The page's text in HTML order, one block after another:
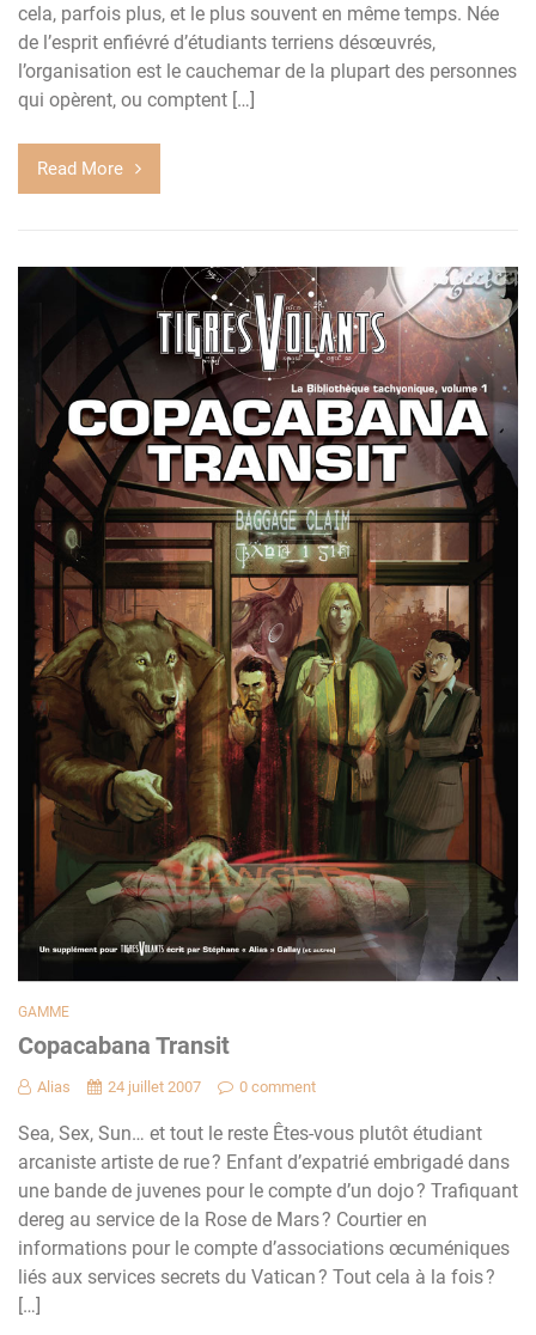
cela, parfois plus, et le plus souvent en même temps. Née
de l’esprit enfiévré d’étudiants terriens désœuvrés,
l’organisation est le cauchemar de la plupart des personnes
qui opèrent, ou comptent […]
Read More
GAMME
Copacabana Transit
Alias 24 juillet 2007 0 comment
Sea, Sex, Sun… et tout le reste Êtes-vous plutôt étudiant
arcaniste artiste de rue ? Enfant d’expatrié embrigadé dans
une bande de juvenes pour le compte d’un dojo ? Trafiquant
dereg au service de la Rose de Mars ? Courtier en
informations pour le compte d’associations œcuméniques
liés aux services secrets du Vatican ? Tout cela à la fois ?
[…]